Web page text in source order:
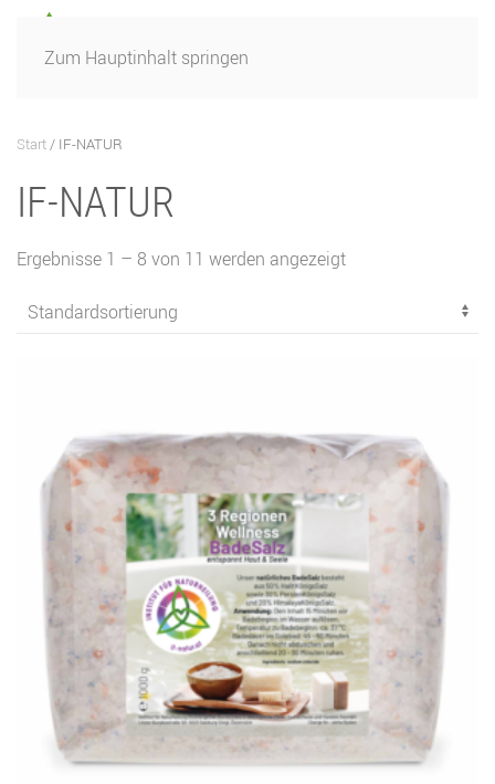
Zum Hauptinhalt springen
Start/ IF-NATUR
IF-NATUR
Ergebnisse 1 – 8 von 11 werden angezeigt